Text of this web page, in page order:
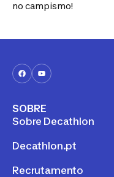
no campismo!
SOBRE
Sobre Decathlon
Decathlon.pt
Recrutamento